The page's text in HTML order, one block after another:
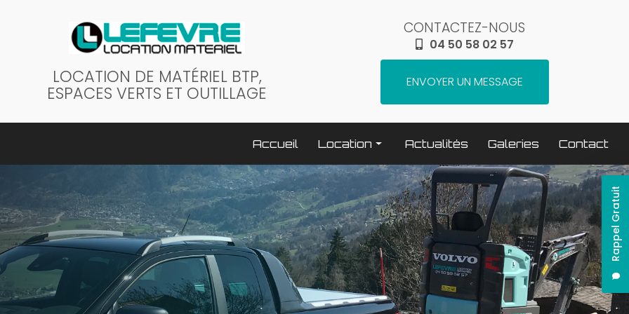
LOCATION DE MATÉRIEL BTP,
ESPACES VERTS ET OUTILLAGE
CONTACTEZ-NOUS
04 50 58 02 57
ENVOYER UN MESSAGE
Rappel Gratuit
Accueil
Location
Terrassement / compactage
Transport
Elévation / levage
Espaces verts
Traitement béton
Nettoyage
Actualités Galeries Contact